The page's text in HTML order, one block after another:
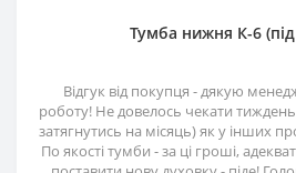
Тумба нижня К-6
Відгук від покупця - дякую
роботу! Не довелось чекати
затягнутись на місяць) як у інших
По якості тумби - за ці гроші,